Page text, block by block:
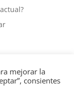
de datos
mejorar la
consientes